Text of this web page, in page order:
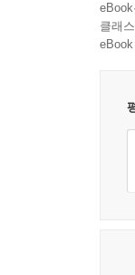
클래